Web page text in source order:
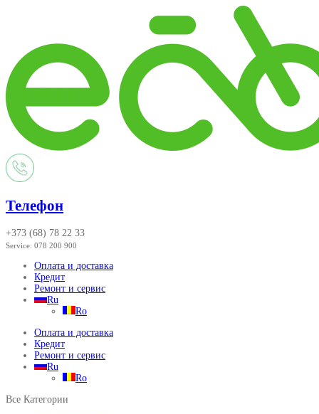
Телефон
+373 (68) 78 22 33
Service: 078 200 900
Оплата и доставка
Кредит
Ремонт и сервис
Ru
Ro
Оплата и доставка
Кредит
Ремонт и сервис
Ru
Ro
Все Категории